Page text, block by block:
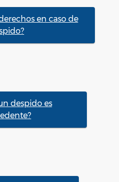
en caso de
despido es